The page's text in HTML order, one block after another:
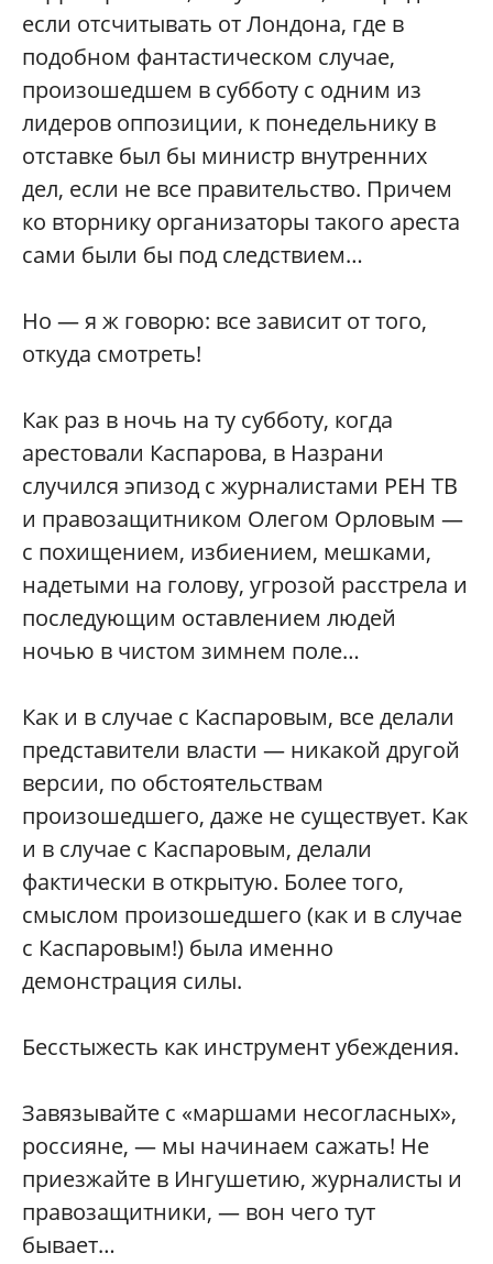
если отсчитывать от Лондона, где в
подобном фантастическом случае,
произошедшем в субботу с одним из
лидеров оппозиции, к понедельнику в
отставке был бы министр внутренних
дел, если не все правительство. Причем
ко вторнику организаторы такого ареста
сами были бы под следствием…
Но — я ж говорю: все зависит от того,
откуда смотреть!
Как раз в ночь на ту субботу, когда
арестовали Каспарова, в Назрани
случился эпизод с журналистами РЕН ТВ
и правозащитником Олегом Орловым —
с похищением, избиением, мешками,
надетыми на голову, угрозой расстрела и
последующим оставлением людей
ночью в чистом зимнем поле…
Как и в случае с Каспаровым, все делали
представители власти — никакой другой
версии, по обстоятельствам
произошедшего, даже не существует. Как
и в случае с Каспаровым, делали
фактически в открытую. Более того,
смыслом произошедшего (как и в случае
с Каспаровым!) была именно
демонстрация силы.
Бесстыжесть как инструмент убеждения.
Завязывайте с «маршами несогласных»,
россияне, — мы начинаем сажать! Не
приезжайте в Ингушетию, журналисты и
правозащитники, — вон чего тут
бывает…